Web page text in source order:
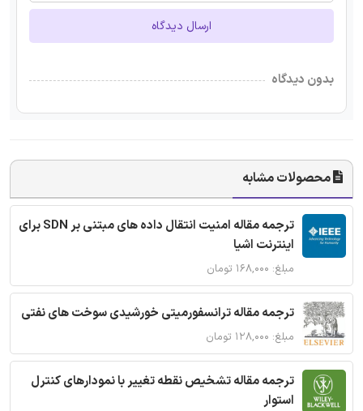
ارسال دیدگاه
بدون دیدگاه
محصولات مشابه
ترجمه مقاله امنیت انتقال داده های مبتنی بر SDN برای
اینترنت اشیا
مبلغ: ۱۶۸,۰۰۰ تومان
ترجمه مقاله ترانسفورمیتی خورشیدی سوخت های نفتی
مبلغ: ۱۲۸,۰۰۰ تومان
ترجمه مقاله تشخیص نقطه تغییر با نمودارهای کنترل
استوار